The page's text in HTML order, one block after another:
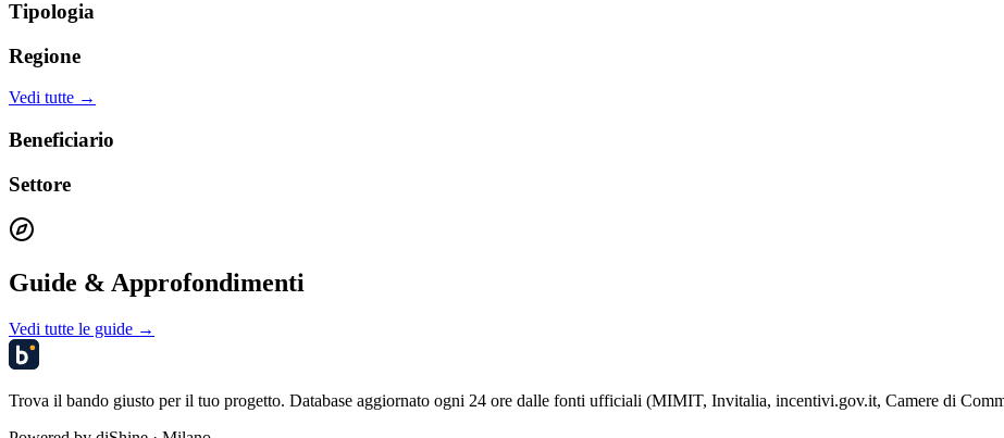
Tipologia
Regione
Vedi tutte →
Beneficiario
Settore
Guide & Approfondimenti
Vedi tutte le guide →
Trova il bando giusto per il tuo progetto. Database aggiornato ogni 24 ore dalle fonti ufficiali (MIMIT, Invitalia, incentivi.gov.it, Camere di